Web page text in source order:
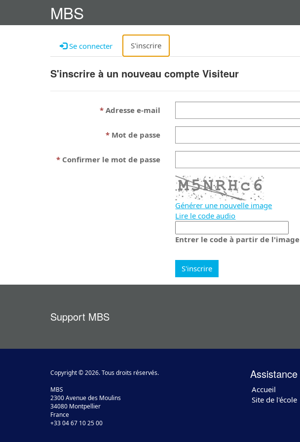
MBS
Se connecter S'inscrire
S'inscrire à un nouveau compte Visiteur
Adresse e-mail
Mot de passe
Confirmer le mot de passe
Générer une nouvelle image
Lire le code audio
nouvelle
prête
Entrer le code à partir de l'image
Support MBS
Copyright © 2026. Tous droits réservés.
MBS
2300 Avenue des Moulins
34080 Montpellier
France
+33 04 67 10 25 00
Assistance
Accueil
Site de l'école